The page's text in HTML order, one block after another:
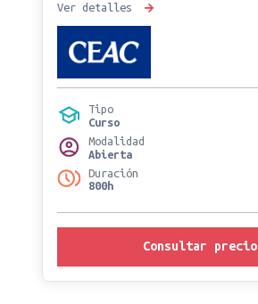
Ver detalles
Tipo
Curso
Modalidad
Abierta
Duración
800h
Consultar precio